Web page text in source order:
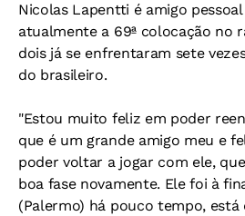
Nicolas Lapentti é amigo
atualmente a 69ª colocação no
dois já se enfrentaram sete
do brasileiro.
"Estou muito feliz em poder
que é um grande amigo meu e
poder voltar a jogar com ele,
boa fase novamente. Ele foi à
(Palermo) há pouco tempo, está